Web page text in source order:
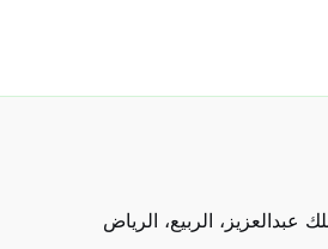
عبدالعزيز، الربيع، الرياض